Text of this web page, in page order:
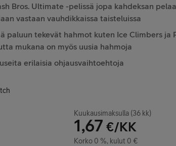
Bros. Ultimate -pelissä jopa kahdeksan
vastaan vauhdikkaissa taisteluissa
paluun tekevät hahmot kuten Ice Climbers ja
mukana on myös uusia hahmoja
erilaisia ohjausvaihtoehtoja
Kuukausimaksulla (36 kk)
1,67 €/KK
Korko 0 %, kulut 0 €